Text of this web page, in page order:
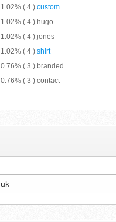
1.02% ( 4 ) custom
1.02% ( 4 ) hugo
1.02% ( 4 ) jones
1.02% ( 4 ) shirt
0.76% ( 3 ) branded
0.76% ( 3 ) contact